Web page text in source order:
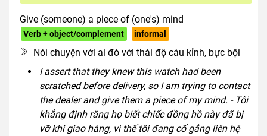
Give (someone) a piece of (one's) mind
Verb + object/complement informal
Nói chuyện với ai đó với thái độ cáu kỉnh, bực bội
I assert that they knew this watch had been
scratched before delivery, so I am trying to contact
the dealer and give them a piece of my mind. - Tôi
khẳng định rằng họ biết chiếc đồng hồ này đã bị
vỡ khi giao hàng, vì thế tôi đang cố gắng liên hệ